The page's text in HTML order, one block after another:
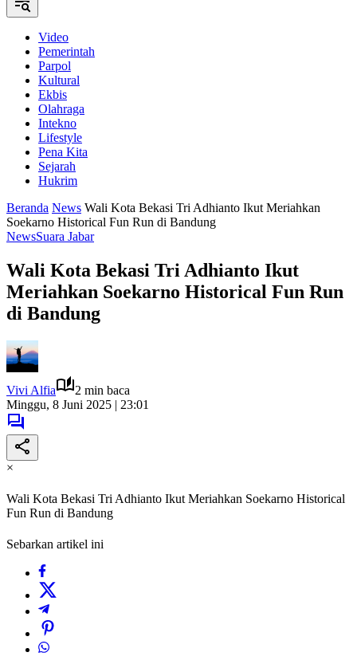
Video
Pemerintah
Parpol
Kultural
Ekbis
Olahraga
Intekno
Lifestyle
Pena Kita
Sejarah
Hukrim
Beranda News Wali Kota Bekasi Tri Adhianto Ikut Meriahkan
Soekarno Historical Fun Run di Bandung
NewsSuara Jabar
Wali Kota Bekasi Tri Adhianto Ikut
Meriahkan Soekarno Historical Fun Run
di Bandung
Vivi Alfia
2 min baca
Minggu, 8 Juni 2025 | 23:01
×
Wali Kota Bekasi Tri Adhianto Ikut Meriahkan Soekarno Historical
Fun Run di Bandung
Sebarkan artikel ini